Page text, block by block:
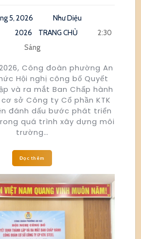
5, 2026
Như Diệu
2026 TRANG CHỦ
2:30
Sáng
Công đoàn phường An
Hội nghị công bố Quyết
và ra mắt Ban Chấp hành
sở Công ty Cổ phần KTK
đánh dấu bước phát triển
quá trình xây dựng môi
trường…
Đọc thêm